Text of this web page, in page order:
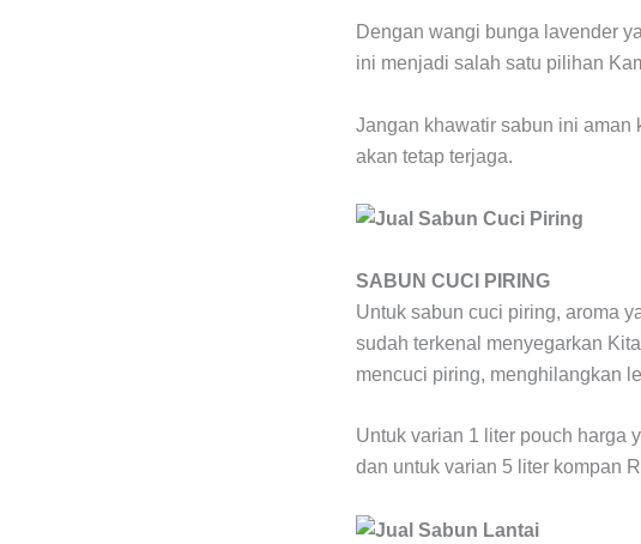
Dengan wangi bunga lavender
ini menjadi salah satu pilihan
Jangan khawatir sabun ini aman
akan tetap terjaga.
SABUN CUCI PIRING
Untuk sabun cuci piring, aroma
sudah terkenal menyegarkan
mencuci piring, menghilangkan
Untuk varian 1 liter pouch harga
dan untuk varian 5 liter kompan